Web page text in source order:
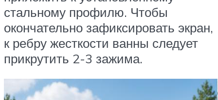
стальному профилю. Чтобы
окончательно зафиксировать экран,
к ребру жесткости ванны следует
прикрутить 2-3 зажима.